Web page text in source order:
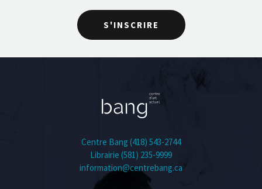
S'INSCRIRE
Centre Bang (418) 543-2744
Librairie (581) 235-9999
information@centrebang.ca